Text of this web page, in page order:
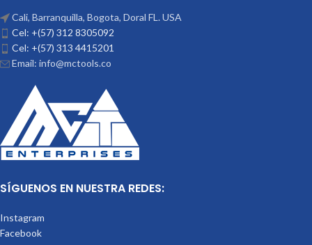
Cali, Barranquilla, Bogota, Doral FL. USA
Cel: +(57) 312 8305092
Cel: +(57) 313 4415201
Email: info@mctools.co
SÍGUENOS EN NUESTRA REDES:
Instagram
Facebook